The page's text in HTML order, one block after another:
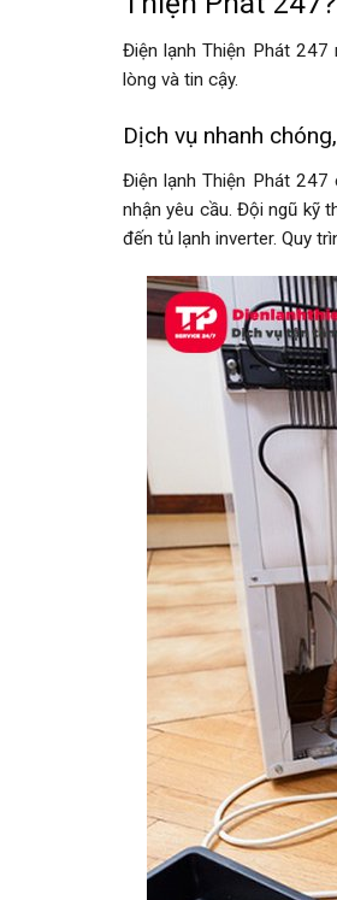
Điện lạnh Thiện Phát 247
lòng và tin cậy.
Dịch vụ nhanh
Điện lạnh Thiện Phát
nhận yêu cầu. Đội ngũ kỹ
đến tủ lạnh inverter. Quy